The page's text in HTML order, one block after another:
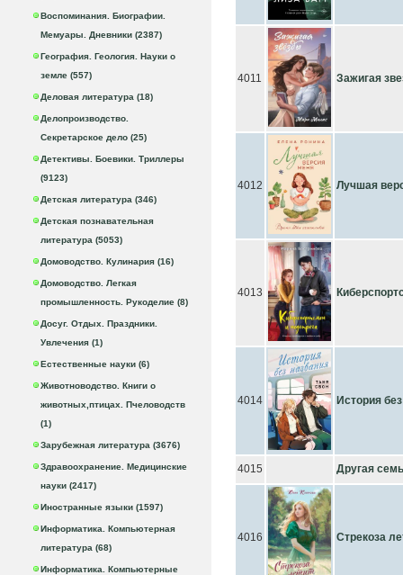
Воспоминания. Биографии.
Мемуары. Дневники (2387)
География. Геология. Науки о
земле (557)
Деловая литература (18)
Делопроизводство.
Секретарское дело (25)
Детективы. Боевики. Триллеры
(9123)
Детская литература (346)
Детская познавательная
литература (5053)
Домоводство. Кулинария (16)
Домоводство. Легкая
промышленность. Рукоделие (8)
Досуг. Отдых. Праздники.
Увлечения (1)
Естественные науки (6)
Животноводство. Книги о
животных,птицах. Пчеловодств
(1)
Зарубежная литература (3676)
Здравоохранение. Медицинские
науки (2417)
Иностранные языки (1597)
Информатика. Компьютерная
литература (68)
Информатика. Компьютерные
4011 Зажигая
4012 Лучшая
4013
4014 История
4015 Другая
4016 Стрекоза